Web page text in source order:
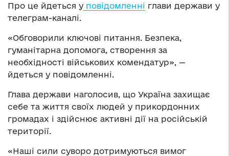
Про це йдеться у повідомленні глави держави у
телеграм-каналі.
«Обговорили ключові питання. Безпека,
гуманітарна допомога, створення за
необхідності військових комендатур», —
йдеться у повідомленні.
Глава держави наголосив, що Україна захищає
себе та життя своїх людей у прикордонних
громадах і здійснює активні дії на російській
території.
«Наші сили суворо дотримуються вимог